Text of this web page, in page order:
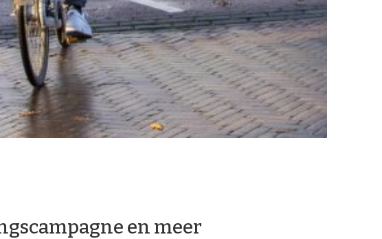
en meer